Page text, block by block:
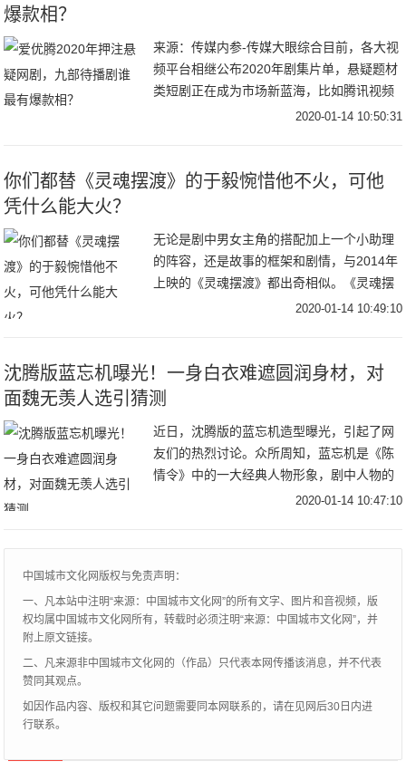
爆款相？
来源：传媒内参-传媒大眼综合目前，各大视
频平台相继公布2020年剧集片单，悬疑题材
类短剧正在成为市场新蓝海，比如腾讯视频
V视界大会公布了一部体量较小、仅16集的
2020-01-14 10:50:31
你们都替《灵魂摆渡》的于毅惋惜他不火，可他
凭什么能大火？
无论是剧中男女主角的搭配加上一个小助理
的阵容，还是故事的框架和剧情，与2014年
上映的《灵魂摆渡》都出奇相似。《灵魂摆
渡》中的九天玄女“王小娅”和作为“容器”的存
2020-01-14 10:49:10
沈腾版蓝忘机曝光！一身白衣难遮圆润身材，对
面魏无羡人选引猜测
近日，沈腾版的蓝忘机造型曝光，引起了网
友们的热烈讨论。众所周知，蓝忘机是《陈
情令》中的一大经典人物形象，剧中人物的
形象及装扮都深受众人喜爱，模仿者更是比
2020-01-14 10:47:10
中国城市文化网版权与免责声明：
一、凡本站中注明“来源：中国城市文化网”的所有文字、图片和音视频，版
权均属中国城市文化网所有，转载时必须注明“来源：中国城市文化网”，并
附上原文链接。
二、凡来源非中国城市文化网的（作品）只代表本网传播该消息，并不代表
赞同其观点。
如因作品内容、版权和其它问题需要同本网联系的，请在见网后30日内进
行联系。